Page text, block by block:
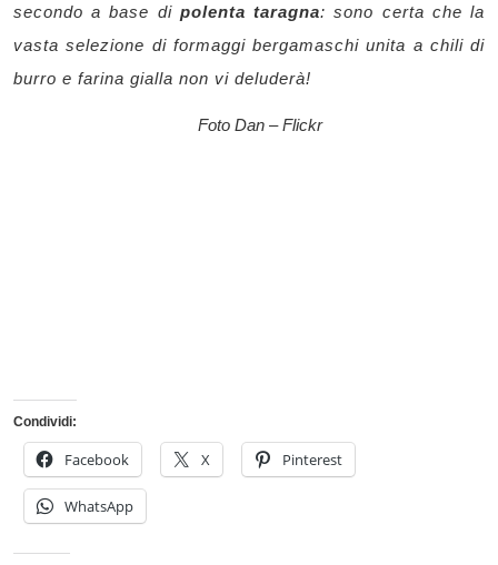
secondo a base di polenta taragna: sono certa che la
vasta selezione di formaggi bergamaschi unita a chili di
burro e farina gialla non vi deluderà!
Foto Dan – Flickr
Condividi:
Facebook X Pinterest
WhatsApp